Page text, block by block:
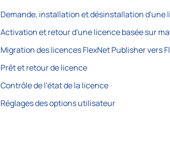
Demande, installation et désinstallation d'une
Activation et retour d'une licence basée sur
Migration des licences FlexNet Publisher vers
Prêt et retour de licence
Contrôle de l'état de la licence
Réglages des options utilisateur